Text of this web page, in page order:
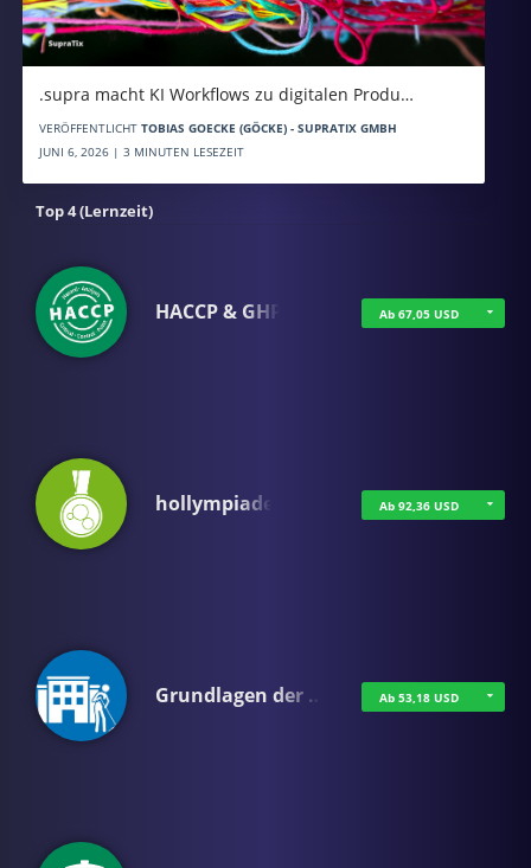
.supra macht KI Workflows zu digitalen Produ…
VERÖFFENTLICHT TOBIAS GOECKE (GÖCKE) - SUPRATIX GMBH
JUNI 6, 2026 | 3 MINUTEN LESEZEIT
Top 4 (Lernzeit)
HACCP & GHP Ab 67,05 USD
hollympiade Ab 92,36 USD
Grundlagen der … Ab 53,18 USD